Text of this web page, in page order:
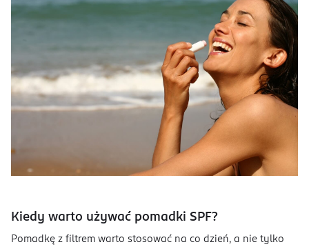
Kiedy warto używać pomadki SPF?
Pomadkę z filtrem warto stosować na co dzień, a nie tylko